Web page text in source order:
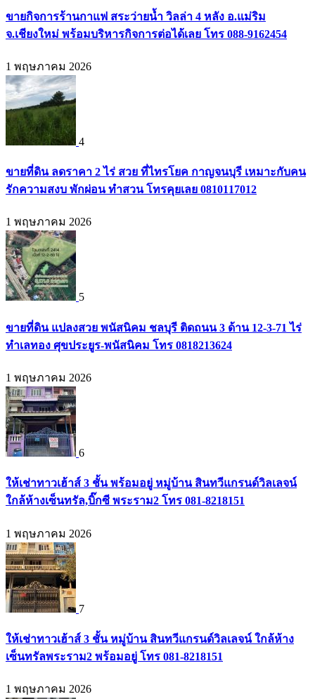
ขายกิจการร้านกาแฟ สระว่ายน้ำ วิลล่า 4 หลัง อ.แม่ริม
จ.เชียงใหม่ พร้อมบริหารกิจการต่อได้เลย โทร 088-9162454
1 พฤษภาคม 2026
4
ขายที่ดิน ลดราคา 2 ไร่ สวย ที่ไทรโยค กาญจนบุรี เหมาะกับคน
รักความสงบ พักผ่อน ทำสวน โทรคุยเลย 0810117012
1 พฤษภาคม 2026
5
ขายที่ดิน แปลงสวย พนัสนิคม ชลบุรี ติดถนน 3 ด้าน 12-3-71 ไร่
ทำเลทอง ศุขประยูร-พนัสนิคม โทร 0818213624
1 พฤษภาคม 2026
6
ให้เช่าทาวเฮ้าส์ 3 ชั้น พร้อมอยู่ หมู่บ้าน สินทวีแกรนด์วิลเลจน์
ใกล้ห้างเซ็นทรัล,บิ๊กซี พระราม2 โทร 081-8218151
1 พฤษภาคม 2026
7
ให้เช่าทาวเฮ้าส์ 3 ชั้น หมู่บ้าน สินทวีแกรนด์วิลเลจน์ ใกล้ห้าง
เซ็นทรัลพระราม2 พร้อมอยู่ โทร 081-8218151
1 พฤษภาคม 2026